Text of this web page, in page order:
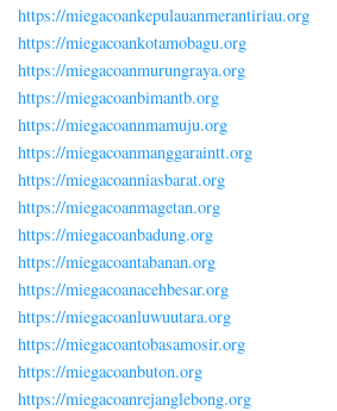
https://miegacoankepulauanmerantiriau.org
https://miegacoankotamobagu.org
https://miegacoanmurungraya.org
https://miegacoanbimantb.org
https://miegacoannmamuju.org
https://miegacoanmanggaraintt.org
https://miegacoanniasbarat.org
https://miegacoanmagetan.org
https://miegacoanbadung.org
https://miegacoantabanan.org
https://miegacoanacehbesar.org
https://miegacoanluwuutara.org
https://miegacoantobasamosir.org
https://miegacoanbuton.org
https://miegacoanrejanglebong.org